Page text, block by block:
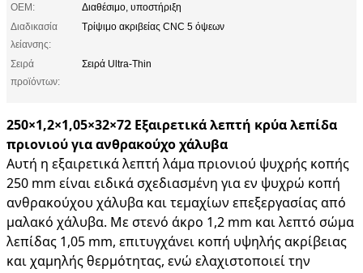
OEM:
Διαθέσιμο, υποστήριξη
Διαδικασία
λείανσης:
Τρίψιμο ακριβείας CNC 5 όψεων
Σειρά
προϊόντων:
Σειρά Ultra-Thin
250×1,2×1,05×32×72 Εξαιρετικά λεπτή κρύα λεπίδα
πριονιού για ανθρακούχο χάλυβα
Αυτή η εξαιρετικά λεπτή λάμα πριονιού ψυχρής κοπής
250 mm είναι ειδικά σχεδιασμένη για εν ψυχρώ κοπή
ανθρακούχου χάλυβα και τεμαχίων επεξεργασίας από
μαλακό χάλυβα. Με στενό άκρο 1,2 mm και λεπτό σώμα
λεπίδας 1,05 mm, επιτυγχάνει κοπή υψηλής ακρίβειας
και χαμηλής θερμότητας, ενώ ελαχιστοποιεί την